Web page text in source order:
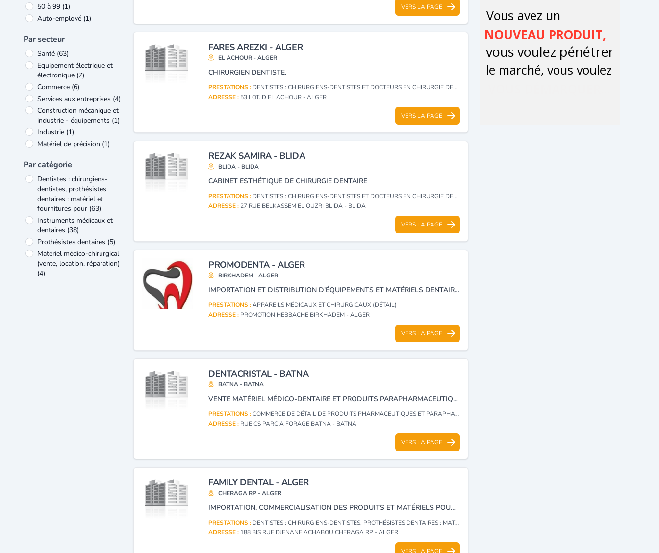
50 à 99 (1)
Auto-employé (1)
Par secteur
Santé (63)
Equipement électrique et
électronique (7)
Commerce (6)
Services aux entreprises (4)
Construction mécanique et
industrie - équipements (1)
Industrie (1)
Matériel de précision (1)
Par catégorie
Dentistes : chirurgiens-
dentistes, prothésistes
dentaires : matériel et
fournitures pour (63)
Instruments médicaux et
dentaires (38)
Prothésistes dentaires (5)
Matériel médico-chirurgical
(vente, location, réparation)
(4)
VERS LA PAGE
FARES AREZKI - ALGER
EL ACHOUR - ALGER
CHIRURGIEN DENTISTE.
PRESTATIONS : DENTISTES : CHIRURGIENS-DENTISTES ET DOCTEURS EN CHIRURGIE DENTAIRE
ADRESSE : 53 LOT. D EL ACHOUR - ALGER
VERS LA PAGE
REZAK SAMIRA - BLIDA
BLIDA - BLIDA
CABINET ESTHÉTIQUE DE CHIRURGIE DENTAIRE
PRESTATIONS : DENTISTES : CHIRURGIENS-DENTISTES ET DOCTEURS EN CHIRURGIE DENTAIRE
ADRESSE : 27 RUE BELKASSEM EL OUZRI BLIDA - BLIDA
VERS LA PAGE
PROMODENTA - ALGER
BIRKHADEM - ALGER
IMPORTATION ET DISTRIBUTION D’ÉQUIPEMENTS ET MATÉRIELS DENTAIRES.
PRESTATIONS :APPAREILS MÉDICAUX ET CHIRURGICAUX (DÉTAIL)
ADRESSE : PROMOTION HEBBACHE BIRKHADEM - ALGER
VERS LA PAGE
DENTACRISTAL - BATNA
BATNA - BATNA
VENTE MATÉRIEL MÉDICO-DENTAIRE ET PRODUITS PARAPHARMACEUTIQUES.
PRESTATIONS :COMMERCE DE DÉTAIL DE PRODUITS PHARMACEUTIQUES ET PARAPHARMACEUTIQUES, APPAREILS, MATÉRIELS ET INSTRUMENTS MÉDICO-CHIRURGICAUX, LEURS ACCESSOIRES, PIÈCES DÉTACHÉES ET CONSOMMABLES
ADRESSE : RUE CS PARC A FORAGE BATNA - BATNA
VERS LA PAGE
FAMILY DENTAL - ALGER
CHERAGA RP - ALGER
IMPORTATION, COMMERCIALISATION DES PRODUITS ET MATÉRIELS POUR LA MÉDECINE DENTAIRES.
PRESTATIONS : DENTISTES : CHIRURGIENS-DENTISTES, PROTHÉSISTES DENTAIRES : MATÉRIEL ET FOURNITURES POUR
ADRESSE : 188 BIS RUE DJENANE ACHABOU CHERAGA RP - ALGER
VERS LA PAGE